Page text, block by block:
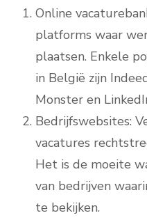
Online
platforms waar
plaatsen. Enkele
in België zijn
Monster en
Bedrijfswebsites:
vacatures
Het is de moeite
van bedrijven
te bekijken.